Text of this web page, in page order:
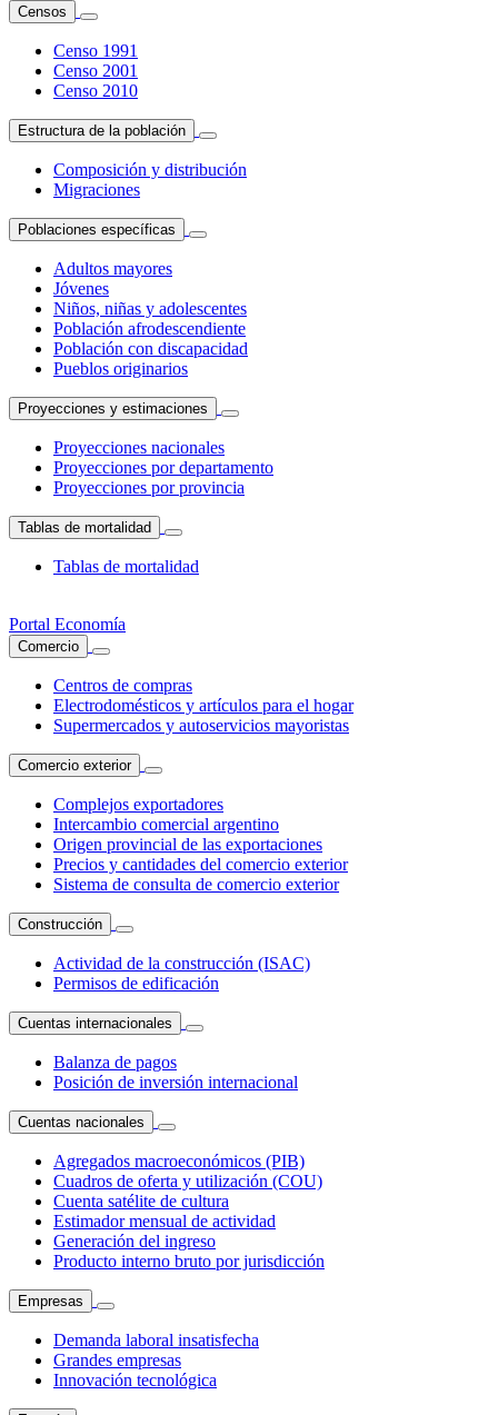
Censos
Censo 1991
Censo 2001
Censo 2010
Estructura de la población
Composición y distribución
Migraciones
Poblaciones específicas
Adultos mayores
Jóvenes
Niños, niñas y adolescentes
Población afrodescendiente
Población con discapacidad
Pueblos originarios
Proyecciones y estimaciones
Proyecciones nacionales
Proyecciones por departamento
Proyecciones por provincia
Tablas de mortalidad
Tablas de mortalidad
Portal Economía
Comercio
Centros de compras
Electrodomésticos y artículos para el hogar
Supermercados y autoservicios mayoristas
Comercio exterior
Complejos exportadores
Intercambio comercial argentino
Origen provincial de las exportaciones
Precios y cantidades del comercio exterior
Sistema de consulta de comercio exterior
Construcción
Actividad de la construcción (ISAC)
Permisos de edificación
Cuentas internacionales
Balanza de pagos
Posición de inversión internacional
Cuentas nacionales
Agregados macroeconómicos (PIB)
Cuadros de oferta y utilización (COU)
Cuenta satélite de cultura
Estimador mensual de actividad
Generación del ingreso
Producto interno bruto por jurisdicción
Empresas
Demanda laboral insatisfecha
Grandes empresas
Innovación tecnológica